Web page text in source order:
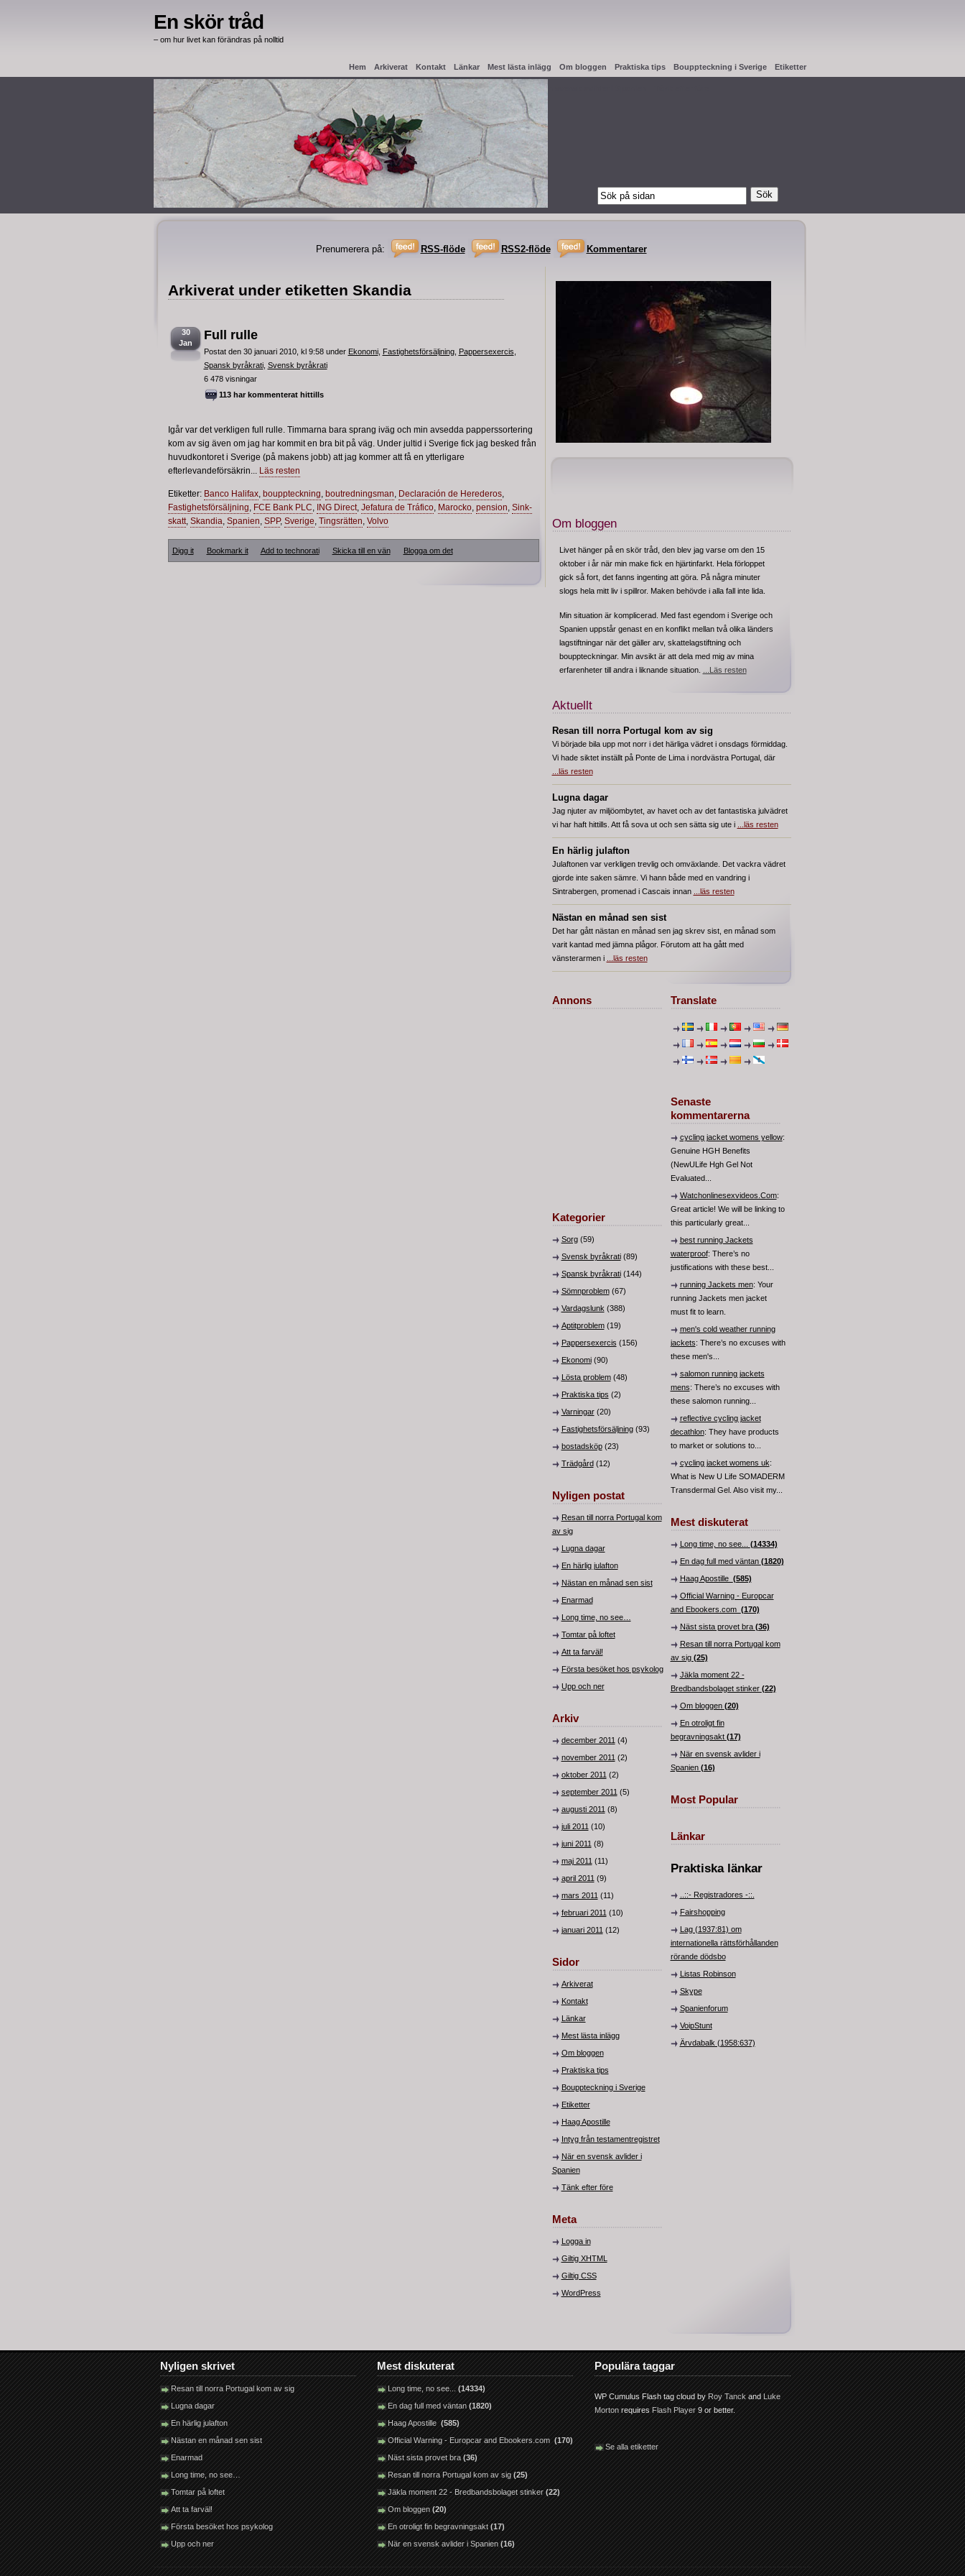
En skör tråd
– om hur livet kan förändras på nolltid
Hem Arkiverat Kontakt Länkar Mest lästa inlägg Om bloggen Praktiska tips Bouppteckning i Sverige Etiketter
Haag Apostille Intyg från testamentregistret
Prenumerera på: RSS-flöde RSS2-flöde Kommentarer
Arkiverat under etiketten Skandia
30
Jan
Full rulle
Postat den 30 januari 2010, kl 9:58 under Ekonomi, Fastighetsförsäljning, Pappersexercis
Spansk byråkrati, Svensk byråkrati
6 478 visningar
113 har kommenterat hittills
Igår var det verkligen full rulle. Timmarna bara sprang iväg och min avsedda papperssortering
kom av sig även om jag har kommit en bra bit på väg. Under jultid i Sverige fick jag besked från
huvudkontoret i Sverige (på makens jobb) att jag kommer att få en ytterligare
efterlevandeförsäkrin... Läs resten
Etiketter: Banco Halifax, bouppteckning boutredningsman Declaración de Herederos,
Fastighetsförsäljning FCE Bank PLC ING Direct, Jefatura de Tráfico, Marocko, pension Sink-
skatt, Skandia Spanien SPP, Sverige Tingsrätten Volvo
Digg it Bookmark it Add to technorati Skicka till en vän Blogga om det
Om bloggen
Livet hänger på en skör tråd, den blev jag varse om den 15
oktober i år när min make fick en hjärtinfarkt. Hela förloppet
gick så fort, det fanns ingenting att göra. På några minuter
slogs hela mitt liv i spillror. Maken behövde i alla fall inte lida.
Min situation är komplicerad. Med fast egendom i Sverige och
Spanien uppstår genast en en konflikt mellan två olika länders
lagstiftningar när det gäller arv, skattelagstiftning och
bouppteckningar. Min avsikt är att dela med mig av mina
erfarenheter till andra i liknande situation.
...Läs resten
Aktuellt
Resan till norra Portugal kom av sig
Vi började bila upp mot norr i det härliga vädret i onsdags förmiddag.
Vi hade siktet inställt på Ponte de Lima i nordvästra Portugal, där
...läs resten
Lugna dagar
Jag njuter av miljöombytet, av havet och av det fantastiska julvädret
vi har haft hittills. Att få sova ut och sen sätta sig ute i
...läs resten
En härlig julafton
Julaftonen var verkligen trevlig och omväxlande. Det vackra vädret
gjorde inte saken sämre. Vi hann både med en vandring i
Sintrabergen, promenad i Cascais innan
...läs resten
Nästan en månad sen sist
Det har gått nästan en månad sen jag skrev sist, en månad som
varit kantad med jämna plågor. Förutom att ha gått med
vänsterarmen i
...läs resten
Annons
Kategorier
Sorg(59)
Svensk byråkrati(89)
Spansk byråkrati(144)
Sömnproblem(67)
Vardagslunk (388)
Aptitproblem(19)
Pappersexercis (156)
Ekonomi(90)
Lösta problem(48)
Praktiska tips (2)
Varningar(20)
Fastighetsförsäljning(93)
bostadsköp(23)
Trädgård(12)
Nyligen postat
Resan till norra Portugal kom
av sig
Lugna dagar
En härlig julafton
Nästan en månad sen sist
Enarmad
Long time, no see…
Tomtar på loftet
Att ta farväl!
Första besöket hos psykolog
Upp och ner
Arkiv
december 2011 (4)
november 2011 (2)
oktober 2011 (2)
september 2011 (5)
augusti 2011 (8)
juli 2011 (10)
juni 2011 (8)
maj 2011 (11)
april 2011 (9)
mars 2011 (11)
februari 2011 (10)
januari 2011 (12)
Sidor
Arkiverat
Kontakt
Länkar
Mest lästa inlägg
Om bloggen
Praktiska tips
Bouppteckning i Sverige
Etiketter
Haag Apostille
Intyg från testamentregistret
När en svensk avlider i
Spanien
Tänk efter före
Meta
Logga in
Giltig XHTML
Giltig CSS
WordPress
Translate
Senaste
kommentarerna
cycling jacket womens yellow:
Genuine HGH Benefits
(NewULife Hgh Gel Not
Evaluated...
Watchonlinesexvideos.Com:
Great article! We will be linking to
this particularly great...
best running Jackets
waterproof: There’s no
justifications with these best...
running Jackets men: Your
running Jackets men jacket
must fit to learn.
men's cold weather running
jackets: There’s no excuses with
these men's...
salomon running jackets
mens: There’s no excuses with
these salomon running...
reflective cycling jacket
decathlon: They have products
to market or solutions to...
cycling jacket womens uk:
What is New U Life SOMADERM
Transdermal Gel. Also visit my...
Mest diskuterat
Long time, no see... (14334)
En dag full med väntan (1820)
Haag Apostille (585)
Official Warning - Europcar
and Ebookers.com (170)
Näst sista provet bra (36)
Resan till norra Portugal kom
av sig (25)
Jäkla moment 22 -
Bredbandsbolaget stinker (22)
Om bloggen (20)
En otroligt fin
begravningsakt (17)
När en svensk avlider i
Spanien (16)
Most Popular
Länkar
Praktiska länkar
..::- Registradores -::.
Fairshopping
Lag (1937:81) om
internationella rättsförhållanden
rörande dödsbo
Listas Robinson
Skype
Spanienforum
VoipStunt
Ärvdabalk (1958:637)
Nyligen skrivet
Resan till norra Portugal kom av sig
Lugna dagar
En härlig julafton
Nästan en månad sen sist
Enarmad
Long time, no see…
Tomtar på loftet
Att ta farväl!
Första besöket hos psykolog
Upp och ner
Mest diskuterat
Long time, no see...(14334)
En dag full med väntan(1820)
Haag Apostille(585)
Official Warning - Europcar and Ebookers.com(170)
Näst sista provet bra(36)
Resan till norra Portugal kom av sig(25)
Jäkla moment 22 - Bredbandsbolaget stinker(22)
Om bloggen(20)
En otroligt fin begravningsakt(17)
När en svensk avlider i Spanien(16)
Populära taggar
WP Cumulus Flash tag cloud byRoy TanckandLuke
MortonrequiresFlash Player9 or better.
Se alla etiketter